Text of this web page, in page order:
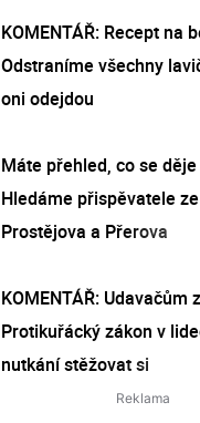
KOMENTÁŘ: Recept na
Odstraníme všechny
oni odejdou
Máte přehled, co se
Hledáme přispěvatele
Prostějova a Přerova
KOMENTÁŘ: Udavačům
Protikuřácký zákon v
nutkání stěžovat si